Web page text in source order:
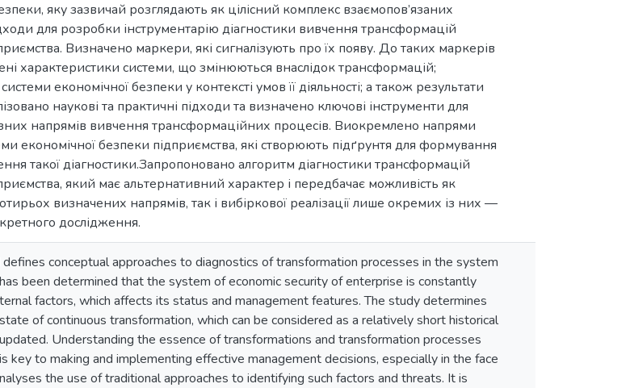
яку зазвичай розглядають як цілісний комплекс взаємопов’язаних
для розробки інструментарію діагностики вивчення трансформацій
Визначено маркери, які сигналізують про їх появу. До таких маркерів
характеристики системи, що змінюються внаслідок трансформацій;
економічної безпеки у контексті умов її діяльності; а також результати
наукові та практичні підходи та визначено ключові інструменти для
напрямів вивчення трансформаційних процесів. Виокремлено напрями
економічної безпеки підприємства, які створюють підґрунтя для формування
такої діагностики.Запропоновано алгоритм діагностики трансформацій
який має альтернативний характер і передбачає можливість як
визначених напрямів, так і вибіркової реалізації лише окремих із них —
дослідження.
conceptual approaches to diagnostics of transformation processes in the system
been determined that the system of economic security of enterprise is constantly
factors, which affects its status and management features. The study determines
of continuous transformation, which can be considered as a relatively short historical
Understanding the essence of transformations and transformation processes
key to making and implementing effective management decisions, especially in the face
the use of traditional approaches to identifying such factors and threats. It is